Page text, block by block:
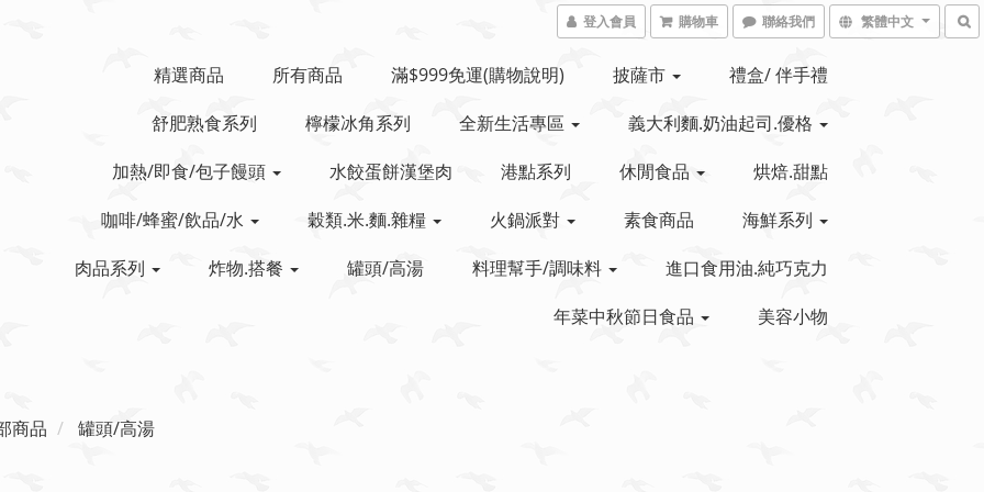
登入會員 購物車 聯絡我們 繁體中文
精選商品 所有商品 滿$999免運(購物說明) 披薩市
禮盒/ 伴手禮
舒肥熟食系列
檸檬冰角系列 全新生活專區
義大利麵.奶油起司.優格
加熱/即食/包子饅頭
水餃蛋餅漢堡肉 港點系列 休閒食品
烘焙.甜點
咖啡/蜂蜜/飲品/水
穀類.米.麵.雜糧 火鍋派對 素食商品
海鮮系列
肉品系列
炸物.搭餐 罐頭/高湯 料理幫手/調味料
進口食用油.純巧克力
年菜中秋節日食品
美容小物
商品 罐頭/高湯